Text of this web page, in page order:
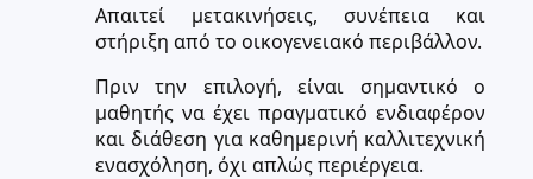
Απαιτεί μετακινήσεις, συνέπεια και
στήριξη από το οικογενειακό περιβάλλον.
Πριν την επιλογή, είναι σημαντικό ο
μαθητής να έχει πραγματικό ενδιαφέρον
και διάθεση για καθημερινή καλλιτεχνική
ενασχόληση, όχι απλώς περιέργεια.